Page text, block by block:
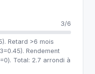
3/6
Retard >6 mois
Rendement
Total: 2.7 arrondi à